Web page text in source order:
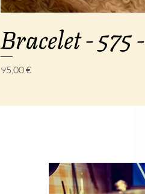
Bracelet - 575 -
Prix
95,00 €